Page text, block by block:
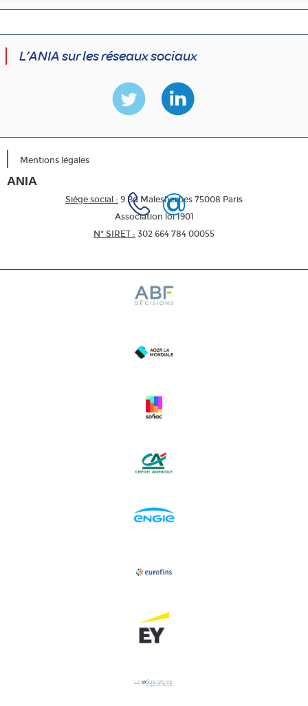
L’ANIA sur les réseaux sociaux
Mentions légales
ANIA
Siège social : 9 Bd Malesherbes 75008 Paris
Association loi 1901
N* SIRET : 302 664 784 00055